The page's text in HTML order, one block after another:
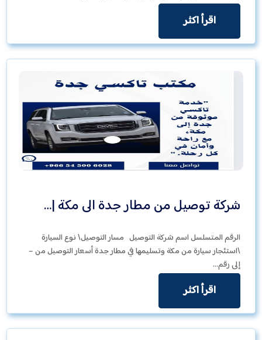
اقرأ اكثر
شركة توصيل من مطار جدة الى مكة |…
الرقم المتسلسل اسم شركة التوصيل مسار التوصيل\ نوع السيارة
\استئجار سيارة من مكة وتسليمها في مطار جدة أسعار التوصيل من –
إلى رقم…
اقرأ اكثر